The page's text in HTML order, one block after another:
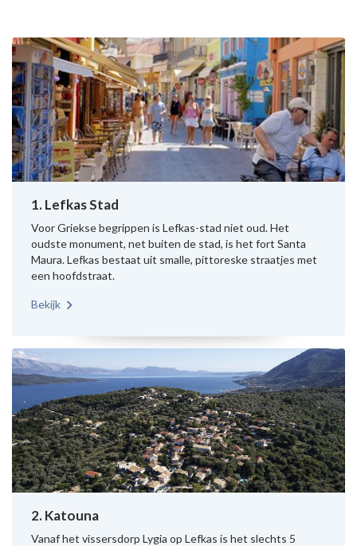
1. Lefkas Stad
Voor Griekse begrippen is Lefkas-stad niet oud. Het
oudste monument, net buiten de stad, is het fort Santa
Maura. Lefkas bestaat uit smalle, pittoreske straatjes met
een hoofdstraat.
Bekijk
2. Katouna
Vanaf het vissersdorp Lygia op Lefkas is het slechts 5